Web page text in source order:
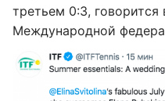
третьем 0:3,
Международной